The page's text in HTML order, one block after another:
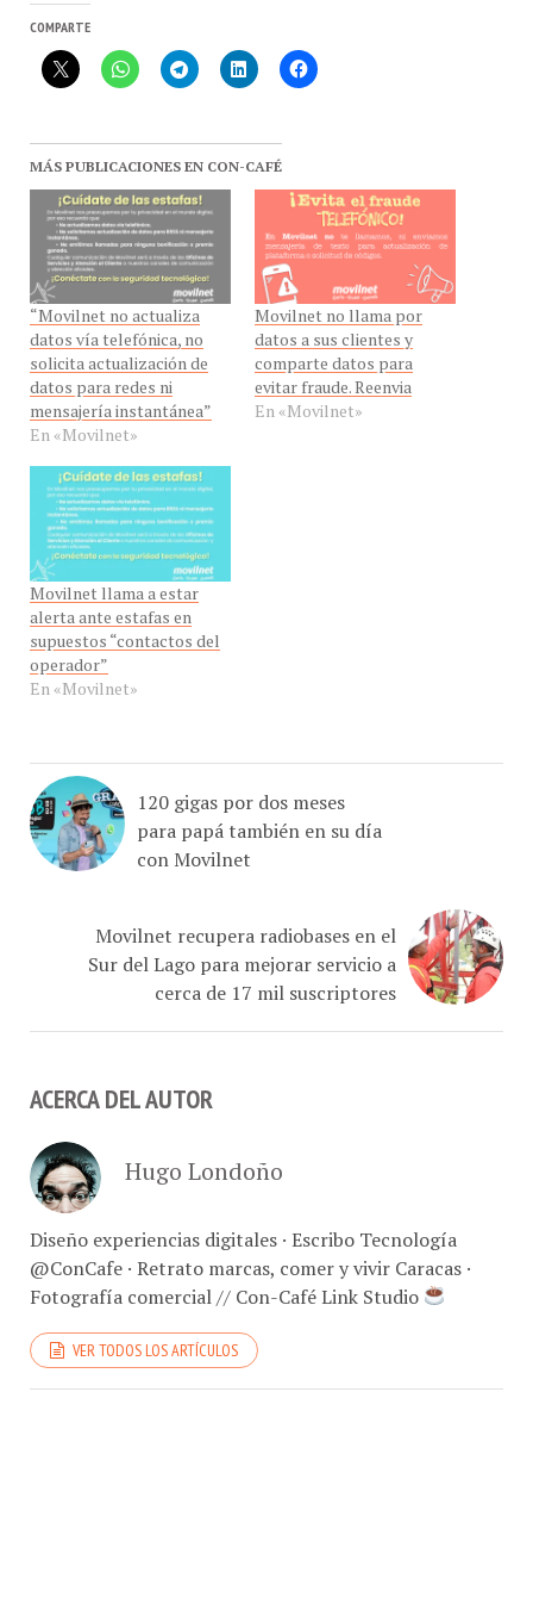
MÁS PUBLICACIONES EN CON-CAFÉ
“Movilnet no actualiza
datos vía telefónica, no
solicita actualización de
datos para redes ni
mensajería instantánea”
En «Movilnet»
Movilnet no llama por
datos a sus clientes y
comparte datos para
evitar fraude. Reenvia
En «Movilnet»
Movilnet llama a estar
alerta ante estafas en
supuestos “contactos del
operador”
En «Movilnet»
para papá también en su día
con Movilnet
Sur del Lago para mejorar servicio a
cerca de 17 mil suscriptores
Diseño experiencias digitales · Escribo Tecnología
@ConCafe · Retrato marcas, comer y vivir Caracas ·
Fotografía comercial // Con-Café Link Studio